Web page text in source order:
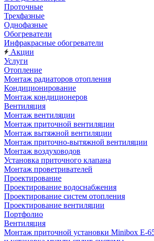
Проточные
Трехфазные
Однофазные
Обогреватели
Инфракрасные обогреватели
Акции
Услуги
Отопление
Монтаж радиаторов отопления
Кондиционирование
Монтаж кондиционеров
Вентиляция
Монтаж вентиляции
Монтаж приточной вентиляции
Монтаж вытяжной вентиляции
Монтаж приточно-вытяжной вентиляции
Монтаж воздуховодов
Установка приточного клапана
Монтаж проветривателей
Проектирование
Проектирование водоснабжения
Проектирование систем отопления
Проектирование вентиляции
Портфолио
Вентиляция
Монтаж приточной установки Minibox E-